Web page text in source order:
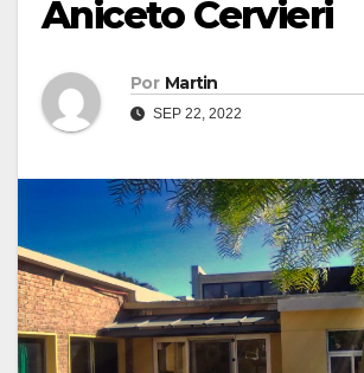
Aniceto Cervieri
Por Martin
SEP 22, 2022